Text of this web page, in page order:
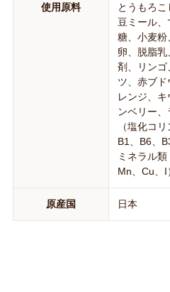
使用原料
とうもろ
豆ミール、
糖、小麦粉
卵、脱脂
剤、リンゴ
ツ、赤ブ
レンジ、
ンベリー
（塩化コ
B1、B6、
ミネラル
Mn、Cu、I
原産国 日本